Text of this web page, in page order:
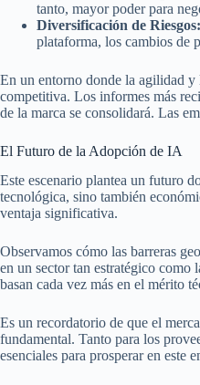
tanto, mayor poder para
Diversificación de Riesgos:
plataforma, los cambios de
En un entorno donde la agilidad y
competitiva. Los informes más
de la marca se consolidará. Las
El Futuro de la Adopción de IA
Este escenario plantea un futuro
tecnológica, sino también
ventaja significativa.
Observamos cómo las barreras
en un sector tan estratégico
basan cada vez más en el mérito
Es un recordatorio de que el
fundamental. Tanto para los
esenciales para prosperar en este